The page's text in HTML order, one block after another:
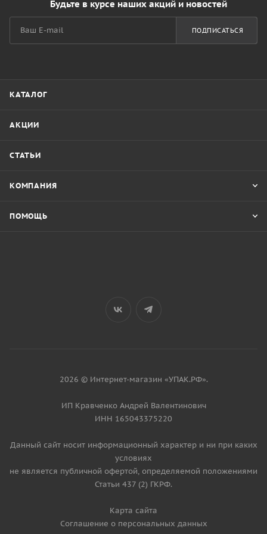
Будьте в курсе наших акций и новостей
ПОДПИСАТЬСЯ
КАТАЛОГ
АКЦИИ
СТАТЬИ
КОМПАНИЯ
ПОМОЩЬ
2026 © Интернет-магазин «УПАК.РФ».
ИП Кравченко Андрей Валентинович
ИНН 165043375220
Данный сайт носит информационный характер и ни при каких
условиях
не является публичной офертой, определяемой положениями
Статьи 437 (2) ГКРФ.
Карта сайта
Соглашение о персональных данных